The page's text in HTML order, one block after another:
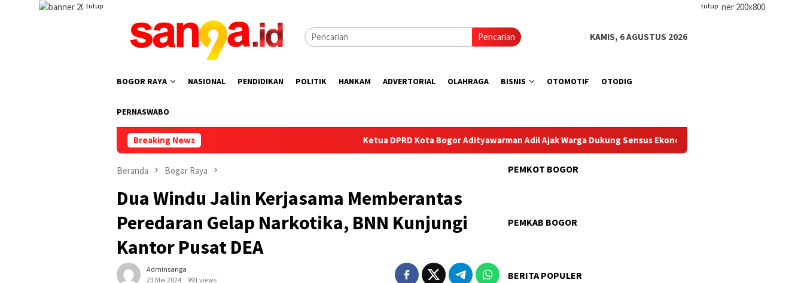
tutup tutup
Pencarian KAMIS, 6 AGUSTUS 2026
BOGOR RAYA NASIONAL PENDIDIKAN POLITIK HANKAM ADVERTORIAL OLAHRAGA BISNIS OTOMOTIF OTODIG
PERNASWABO
Breaking News Ketua DPRD Kota Bogor Adityawarman Adil Ajak Warga Dukung Sensus Ekonomi 2026
Beranda Bogor Raya
Dua Windu Jalin Kerjasama Memberantas
Peredaran Gelap Narkotika, BNN Kunjungi
Kantor Pusat DEA
Adminsanga
23 Mei 2024
991 views
PEMKOT BOGOR
PEMKAB BOGOR
BERITA POPULER